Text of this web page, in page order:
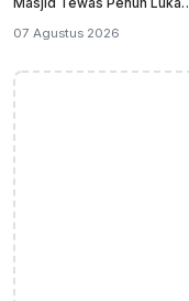
07 Agustus 2026